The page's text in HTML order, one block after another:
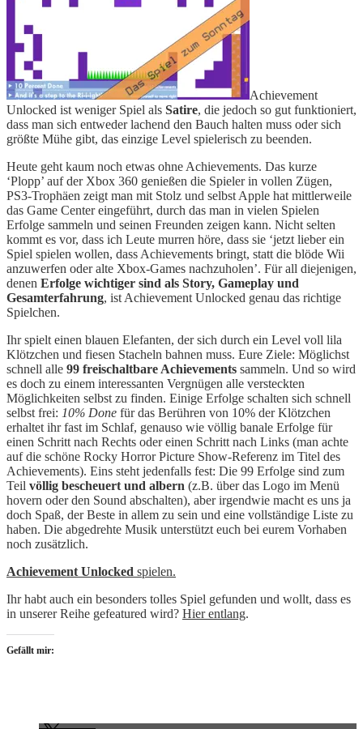
Achievement
Unlocked ist weniger Spiel als Satire, die jedoch so gut funktioniert,
dass man sich entweder lachend den Bauch halten muss oder sich
größte Mühe gibt, das einzige Level spielerisch zu beenden.
Heute geht kaum noch etwas ohne Achievements. Das kurze
‘Plopp’ auf der Xbox 360 genießen die Spieler in vollen Zügen,
PS3-Trophäen zeigt man mit Stolz und selbst Apple hat mittlerweile
das Game Center eingeführt, durch das man in vielen Spielen
Erfolge sammeln und seinen Freunden zeigen kann. Nicht selten
kommt es vor, dass ich Leute murren höre, dass sie ‘jetzt lieber ein
Spiel spielen wollen, dass Achievements bringt, statt die blöde Wii
anzuwerfen oder alte Xbox-Games nachzuholen’. Für all diejenigen,
denen Erfolge wichtiger sind als Story, Gameplay und
Gesamterfahrung, ist Achievement Unlocked genau das richtige
Spielchen.
Ihr spielt einen blauen Elefanten, der sich durch ein Level voll lila
Klötzchen und fiesen Stacheln bahnen muss. Eure Ziele: Möglichst
schnell alle 99 freischaltbare Achievements sammeln. Und so wird
es doch zu einem interessanten Vergnügen alle versteckten
Möglichkeiten selbst zu finden. Einige Erfolge schalten sich schnell
selbst frei: 10% Done für das Berühren von 10% der Klötzchen
erhaltet ihr fast im Schlaf, genauso wie völlig banale Erfolge für
einen Schritt nach Rechts oder einen Schritt nach Links (man achte
auf die schöne Rocky Horror Picture Show-Referenz im Titel des
Achievements). Eins steht jedenfalls fest: Die 99 Erfolge sind zum
Teil völlig bescheuert und albern (z.B. über das Logo im Menü
hovern oder den Sound abschalten), aber irgendwie macht es uns ja
doch Spaß, der Beste in allem zu sein und eine vollständige Liste zu
haben. Die abgedrehte Musik unterstützt euch bei eurem Vorhaben
noch zusätzlich.
Achievement Unlocked spielen.
Ihr habt auch ein besonders tolles Spiel gefunden und wollt, dass es
in unserer Reihe gefeatured wird? Hier entlang.
Gefällt mir: